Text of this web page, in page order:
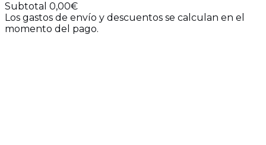
Productos
Subtotal 0,00€
Los gastos de envío y descuentos se calculan en el
momento del pago.